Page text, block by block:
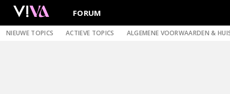
FORUM
NIEUWE TOPICS ACTIEVE TOPICS ALGEMENE VOORWAARDEN &